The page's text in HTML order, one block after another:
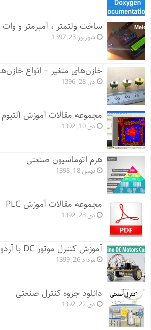
ساخت ولتمتر ، آمپرمتر و وات
شهریور 23, 1397
خازن‌های متغیر – انواع
دی 28, 1396
مجموعه مقالات آموزش آلتیوم
دی 10, 1392
هرم اتوماسیون صنعتی
بهمن 18, 1398
مجموعه مقالات آموزش PLC
دی 23, 1392
آموزش کنترل موتور DC با آردوینو
مرداد 26, 1399
دانلود جزوه کنترل صنعتی
دی 22, 1392